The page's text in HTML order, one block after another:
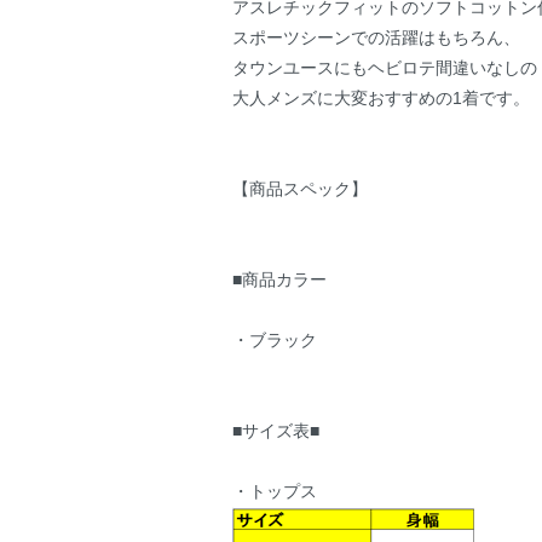
アスレチックフィットのソフトコットン
スポーツシーンでの活躍はもちろん、
タウンユースにもヘビロテ間違いなしの
大人メンズに大変おすすめの1着です。
【商品スペック】
■商品カラー
・ブラック
■サイズ表■
・トップス